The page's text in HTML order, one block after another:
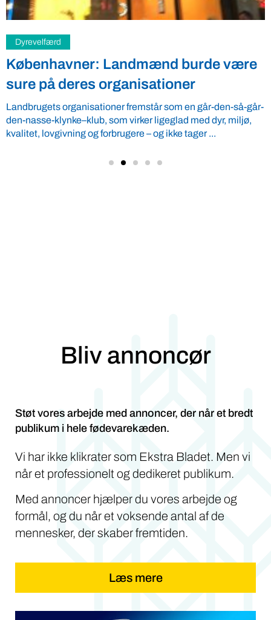
Dyrevelfærd
Københavner: Landmænd burde være
sure på deres organisationer
Landbrugets organisationer fremstår som en går-den-så-går-
den-nasse-klynke–klub, som virker ligeglad med dyr, miljø,
kvalitet, lovgivning og forbrugere – og ikke tager ...
Bliv annoncør
Støt vores arbejde med annoncer, der når et bredt
publikum i hele fødevarekæden.
Vi har ikke klikrater som Ekstra Bladet. Men vi
når et professionelt og dedikeret publikum.
Med annoncer hjælper du vores arbejde og
formål, og du når et voksende antal af de
mennesker, der skaber fremtiden.
Læs mere